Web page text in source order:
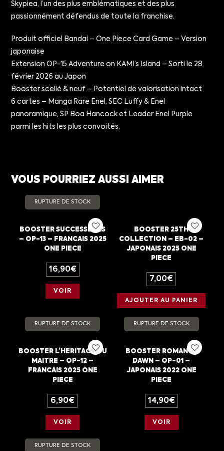
Skypiea, l’un des plus emblématiques et des plus
passionnément défendus de toute la franchise.
Produit officiel Bandai – One Piece Card Game – Version
japonaise
Extension OP-15 Adventure on KAMI’s Island – Sorti le 28
février 2026 au Japon
Booster scellé & neuf – Potentiel de valorisation intact
6 cartes – Manga Rare Enel, SEC Luffy & Enel
panoramique, SP Boa Hancock et Leader Enel Purple
parmi les hits les plus convoités.
VOUS POURRIEZ AUSSI AIMER
RUPTURE DE STOCK
BOOSTER SUCCESSEURS
– OP-13 – FRANCAIS 2025
ONE PIECE
16,90€
VOIR
BOOSTER 25TH
COLLECTION – EB-02 –
JAPONAIS 2025 ONE
PIECE
7,00€
AJOUTER AU PANIER
RUPTURE DE STOCK
BOOSTER L’HERITAGE DU
MAITRE – OP-12 –
FRANCAIS 2025 ONE
PIECE
6,90€
VOIR
RUPTURE DE STOCK
BOOSTER ROMANCE
DAWN – OP-01 –
JAPONAIS 2022 ONE
PIECE
14,90€
VOIR
RUPTURE DE STOCK